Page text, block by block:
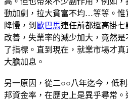
動加劇，拉大貧富不均…等等。惟
降慢，到 歐巴馬連任前都還高掛
改善，失業率的減少加大，竟然
了指標。直到現在，就業市場才
大膽加息。
另一原因，從二○○八年迄今，低
邦資金率，在歷史上是異乎尋常